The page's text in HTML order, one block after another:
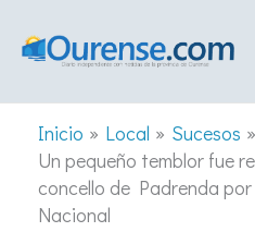
Inicio Local
Sucesos
Un pequeño temblor fue
concello de Padrenda
Nacional